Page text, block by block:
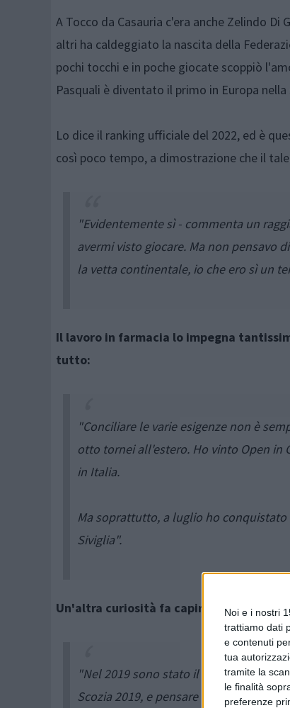
Noi e i nostri
trattiamo dati
e contenuti
tua
tramite la
le finalità
preferenze
A Tocco da Casauria c'era anche Zelindo
altri ha caldeggiato la nascita della
pochi tocchi e in poche giocate scoppiò
Pasquali è diventato il primo in Europa
Lo dice il ranking ufficiale del 2022, ed è
così poco tempo, a dimostrazione che il
"Evidentemente sì - commenta un
avermi visto giocare. Ma non pensavo
la vetta continentale, io che ero sì un
Il lavoro in farmacia lo impegna
tutto:
"Conciliare le varie esigenze non è
otto tornei all'estero. Ho vinto Open in
in Italia.
Ma soprattutto, a luglio ho
Siviglia".
Un'altra curiosità fa capire la
"Nel 2019 sono stato il primo italiano
Scozia 2019, e pensare che praticavo